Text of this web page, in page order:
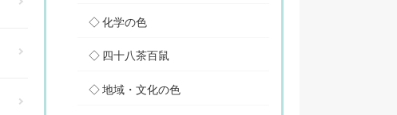
化学の色
四十八茶百鼠
地域・文化の色